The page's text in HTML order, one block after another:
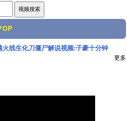
火线生化刀僵尸解说视频:子豪十分钟
更多